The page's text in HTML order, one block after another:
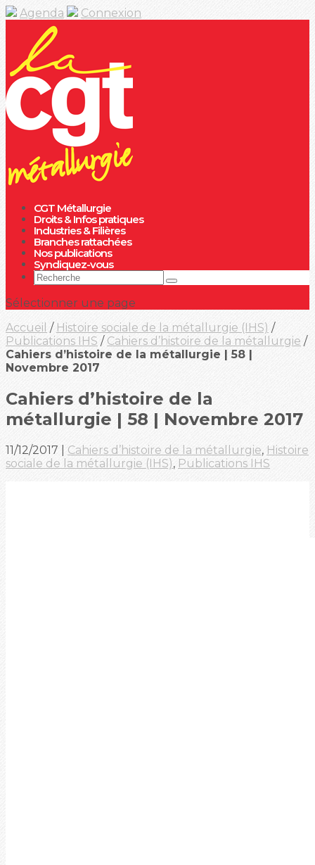
Agenda Connexion
CGT Métallurgie
Droits & Infos pratiques
Industries & Filières
Branches rattachées
Nos publications
Syndiquez-vous
Sélectionner une page
Accueil / Histoire sociale de la métallurgie (IHS) /
Publications IHS / Cahiers d’histoire de la métallurgie /
Cahiers d’histoire de la métallurgie | 58 |
Novembre 2017
Cahiers d’histoire de la
métallurgie | 58 | Novembre 2017
11/12/2017 Cahiers d’histoire de la métallurgie, Histoire
sociale de la métallurgie (IHS), Publications IHS